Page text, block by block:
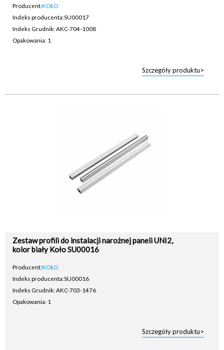
Producent:KOŁO
Indeks producenta:SU00017
Indeks Grudnik: AKC-704-1008
Opakowania: 1
Szczegóły produktu>
Zestaw profili do instalacji narożnej paneli UNI2,
kolor biały Koło SU00016
Producent:KOŁO
Indeks producenta:SU00016
Indeks Grudnik: AKC-703-1476
Opakowania: 1
Szczegóły produktu>